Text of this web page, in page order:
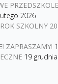
PRZEDSZKOLE
2026
ROK SZKOLNY
ZAPRASZAMY!
19